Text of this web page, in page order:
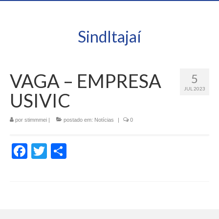
SindItajaí
5
JUL 2023
VAGA – EMPRESA
USIVIC
por stimmmei | postado em: Notícias | 0
Facebook
Twitter